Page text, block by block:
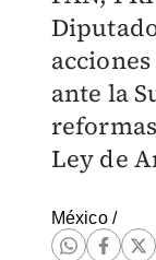
ante la
Ley de
México/